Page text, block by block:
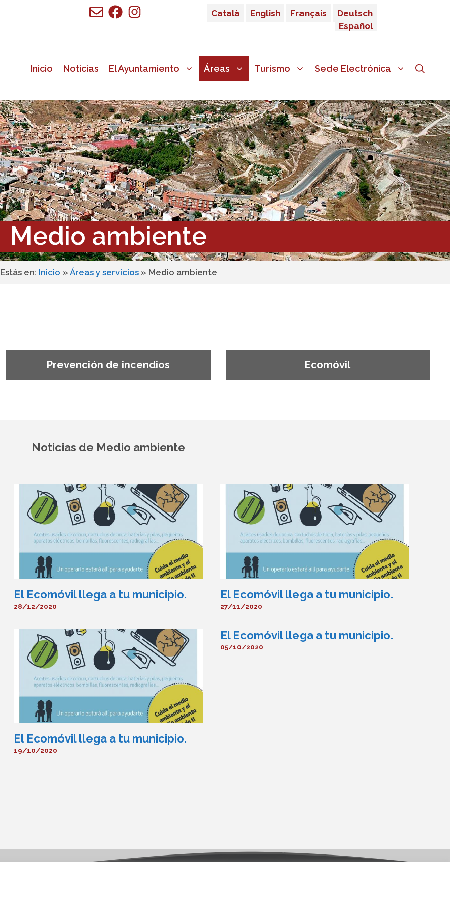
Català English Français
Deutsch
Español
Inicio Noticias El Ayuntamiento Áreas Turismo Sede Electrónica
Medio ambiente
Estás en: Inicio » Áreas y servicios» Medio ambiente
Prevención de incendios Ecomóvil
Noticias de Medio ambiente
El Ecomóvil llega a tu municipio.
28/12/2020
El Ecomóvil llega a tu municipio.
27/11/2020
El Ecomóvil llega a tu municipio.
19/10/2020
El Ecomóvil llega a tu municipio.
05/10/2020